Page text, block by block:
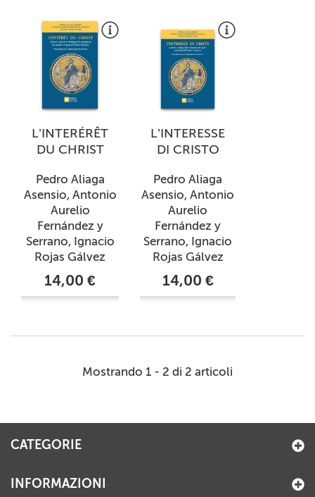
L’INTERÉRÊT
DU CHRIST
Pedro Aliaga
Asensio, Antonio
Aurelio
Fernández y
Serrano, Ignacio
Rojas Gálvez
14,00 €
L’INTERESSE
DI CRISTO
Pedro Aliaga
Asensio, Antonio
Aurelio
Fernández y
Serrano, Ignacio
Rojas Gálvez
14,00 €
Mostrando 1 - 2 di 2 articoli
CATEGORIE
INFORMAZIONI